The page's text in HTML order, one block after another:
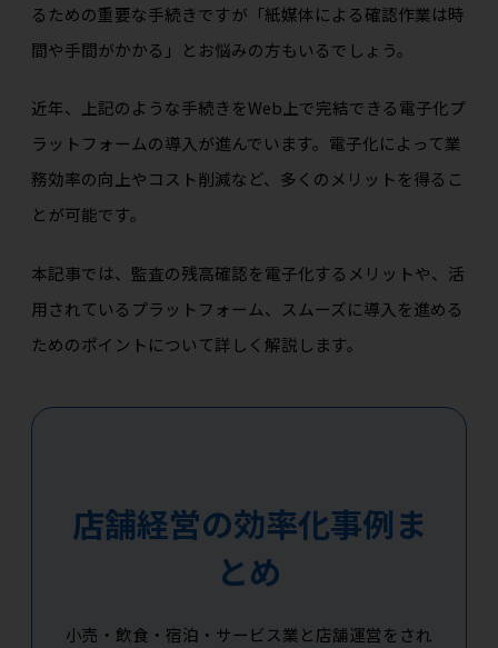
るための重要な手続きですが「紙媒体による確認作業は時
間や手間がかかる」とお悩みの方もいるでしょう。
近年、上記のような手続きをWeb上で完結できる電子化プ
ラットフォームの導入が進んでいます。電子化によって業
務効率の向上やコスト削減など、多くのメリットを得るこ
とが可能です。
本記事では、監査の残高確認を電子化するメリットや、活
用されているプラットフォーム、スムーズに導入を進める
ためのポイントについて詳しく解説します。
店舗経営の効率化事例ま
とめ
小売・飲食・宿泊・サービス業と店舗運営をされ